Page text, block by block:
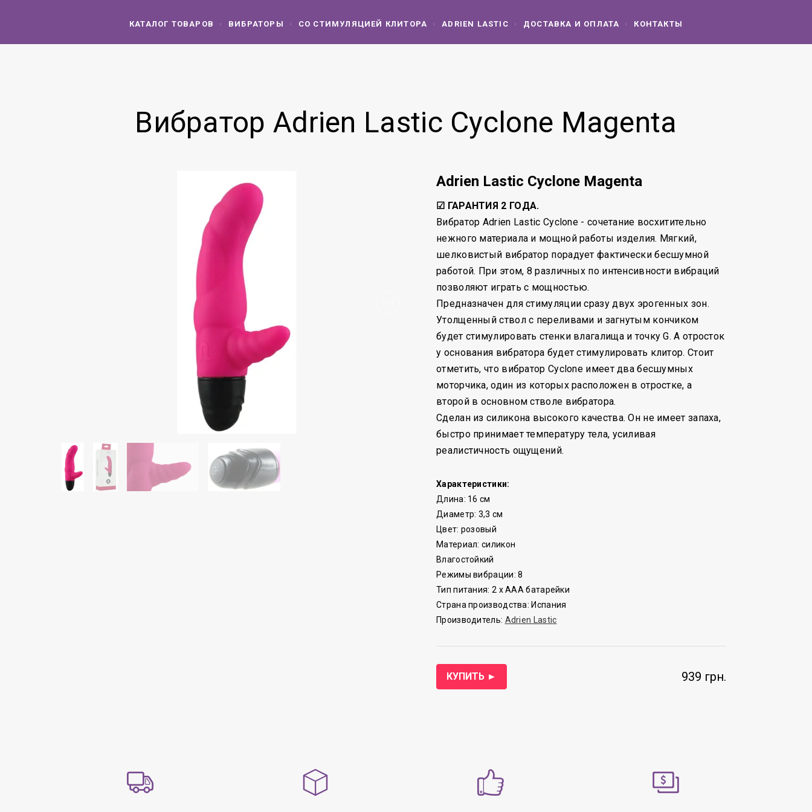
КАТАЛОГ ТОВАРОВ ВИБРАТОРЫ СО СТИМУЛЯЦИЕЙ КЛИТОРА ADRIEN LASTIC ДОСТАВКА И ОПЛАТА КОНТАКТЫ
Вибратор Adrien Lastic Cyclone Magenta
Adrien Lastic Cyclone Magenta
☑ ГАРАНТИЯ 2 ГОДА.
Вибратор Adrien Lastic Cyclone - сочетание восхитительно
нежного материала и мощной работы изделия. Мягкий,
шелковистый вибратор порадует фактически бесшумной
работой. При этом, 8 различных по интенсивности вибраций
позволяют играть с мощностью.
Предназначен для стимуляции сразу двух эрогенных зон.
Утолщенный ствол с переливами и загнутым кончиком
будет стимулировать стенки влагалища и точку G. А отросток
у основания вибратора будет стимулировать клитор. Стоит
отметить, что вибратор Cyclone имеет два бесшумных
моторчика, один из которых расположен в отростке, а
второй в основном стволе вибратора.
Сделан из силикона высокого качества. Он не имеет запаха,
быстро принимает температуру тела, усиливая
реалистичность ощущений.
Характеристики:
Длина: 16 см
Диаметр: 3,3 см
Цвет: розовый
Материал: силикон
Влагостойкий
Режимы вибрации: 8
Тип питания: 2 x AAA батарейки
Страна производства: Испания
Производитель: Adrien Lastic
КУПИТЬ ► 939 грн.